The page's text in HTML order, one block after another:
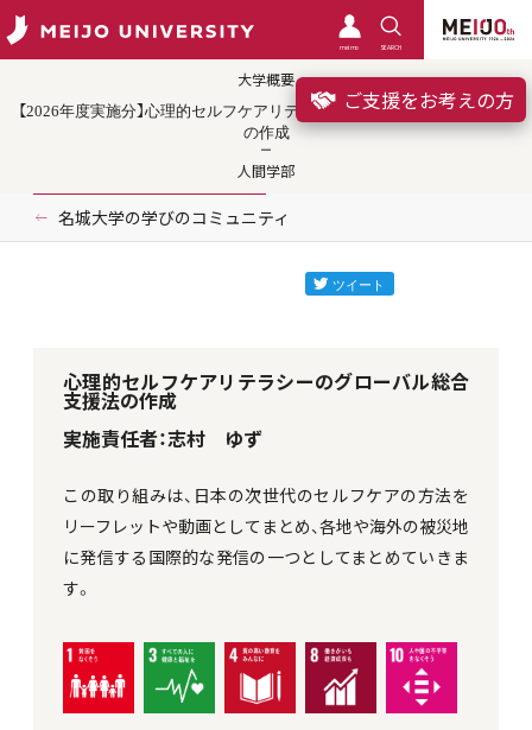
meimo SEARCH
ご支援をお考えの方
大学概要
【2026年度実施分】心理的セルフケアリテラシーのグローバル総合支援法
の作成
人間学部
名城大学の学びのコミュニティ
心理的セルフケアリテラシーのグローバル総合
支援法の作成
実施責任者：志村 ゆず
この取り組みは、日本の次世代のセルフケアの方法を
リーフレットや動画としてまとめ、各地や海外の被災地
に発信する国際的な発信の一つとしてまとめていきま
す。